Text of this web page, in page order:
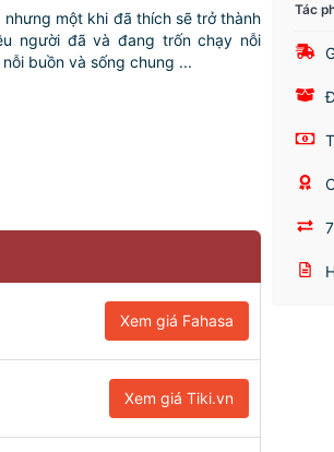
một khi đã thích sẽ trở thành
người đã và đang trốn chạy nỗi
buồn và sống chung ...
Xem giá Fahasa
Xem giá Tiki.vn
Tác